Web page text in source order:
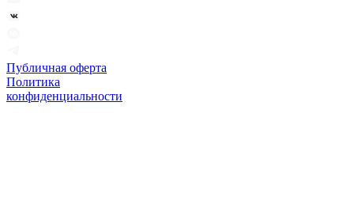
Публичная оферта
Политика
конфиденциальности